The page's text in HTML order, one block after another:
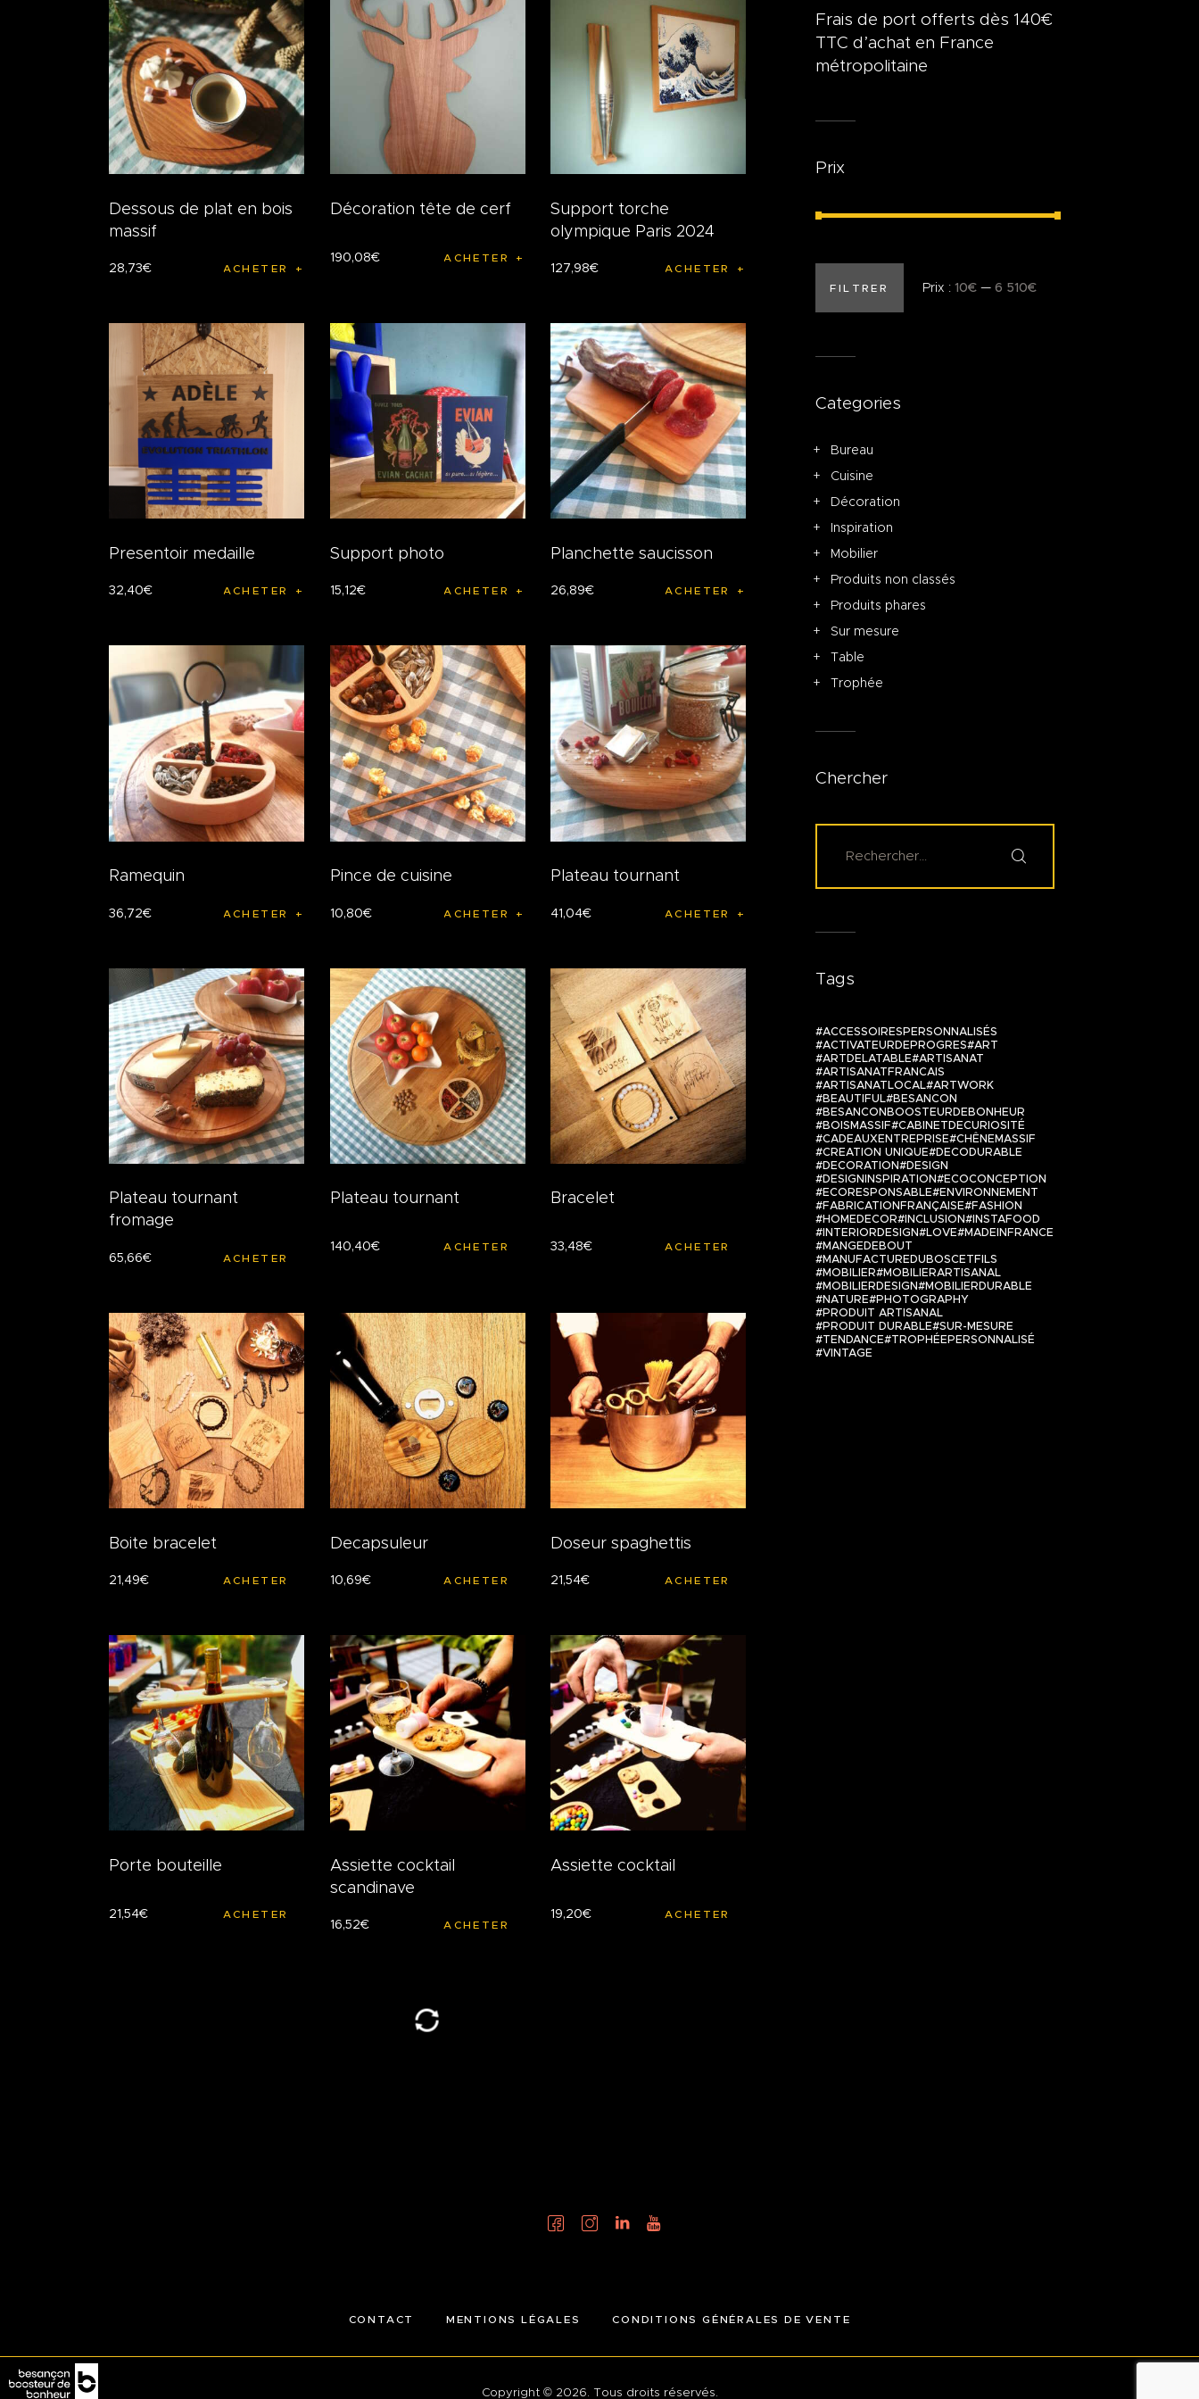
Dessous de plat en bois
massif
28,73€ ACHETER
Décoration tête de cerf
190,08€ ACHETER
Support torche
olympique Paris 2024
127,98€ ACHETER
Presentoir medaille
32,40€ ACHETER
Support photo
15,12€ ACHETER
Planchette saucisson
26,89€ ACHETER
Ramequin
36,72€ ACHETER
Pince de cuisine
10,80€ ACHETER
Plateau tournant
41,04€ ACHETER
Plateau tournant
fromage
65,66€ ACHETER
Plateau tournant
140,40€ ACHETER
Bracelet
33,48€ ACHETER
Boite bracelet
21,49€ ACHETER
Decapsuleur
10,69€ ACHETER
Doseur spaghettis
21,54€ ACHETER
Porte bouteille
21,54€ ACHETER
Assiette cocktail
scandinave
16,52€ ACHETER
Assiette cocktail
19,20€ ACHETER
Frais de port offerts dès 140€
TTC d’achat en France
métropolitaine
Prix
FILTRER Prix : 10€— 6 510€
Categories
Bureau
Cuisine
Décoration
Inspiration
Mobilier
Produits non classés
Produits phares
Sur mesure
Table
Trophée
Chercher
Tags
ACCESSOIRESPERSONNALISÉS
ACTIVATEURDEPROGRES ART
ARTDELATABLE ARTISANAT
ARTISANATFRANCAIS
ARTISANATLOCAL ARTWORK
BEAUTIFUL BESANCON
BESANCONBOOSTEURDEBONHEUR
BOISMASSIF CABINETDECURIOSITÉ
CADEAUXENTREPRISE CHÊNEMASSIF
CREATION UNIQUE DECODURABLE
DECORATION DESIGN
DESIGNINSPIRATION ECOCONCEPTION
ECORESPONSABLE ENVIRONNEMENT
FABRICATIONFRANÇAISE FASHION
HOMEDECOR INCLUSION INSTAFOOD
INTERIORDESIGN LOVE MADEINFRANCE
MANGEDEBOUT
MANUFACTUREDUBOSCETFILS
MOBILIER MOBILIERARTISANAL
MOBILIERDESIGN MOBILIERDURABLE
NATURE PHOTOGRAPHY
PRODUIT ARTISANAL
PRODUIT DURABLE SUR-MESURE
TENDANCE TROPHÉEPERSONNALISÉ
VINTAGE
CONTACT MENTIONS LÉGALES CONDITIONS GÉNÉRALES DE VENTE
Copyright © 2026. Tous droits réservés.